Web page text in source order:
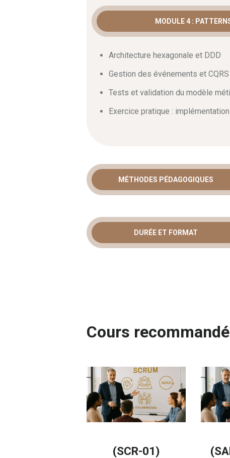
transformer vos pratiques de
technique de vos futures applications
MODULE 4 :
Architecture hexagonale et DDD
Gestion des événements et CQRS
Tests et validation du modèle
Exercice pratique :
MÉTHODES PÉDAGOGIQUES
DURÉE ET FORMAT
Cours
(SCR-01)